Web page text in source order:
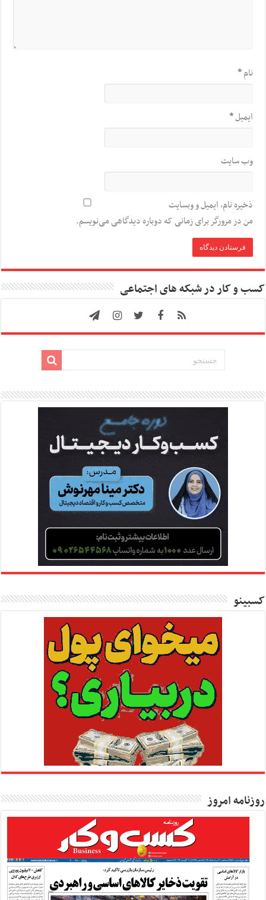
نام*
ایمیل*
وب‌ سایت
ذخیره نام، ایمیل و وبسایت
من در مرورگر برای زمانی که دوباره دیدگاهی می‌نویسم.
کسب و کار در شبکه های اجتماعی
کسبینو
روزنامه امروز